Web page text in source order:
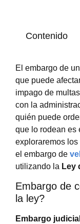
Contenido
El embargo de
que puede
impago de
con la
quién puede
que lo rodean es
exploraremos
el embargo de
utilizando la Ley
Embargo de
la ley?
Embargo